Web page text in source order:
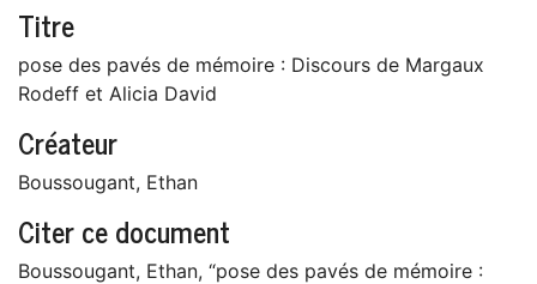
Titre
pose des pavés de mémoire : Discours de Margaux
Rodeff et Alicia David
Créateur
Boussougant, Ethan
Citer ce document
Boussougant, Ethan, “pose des pavés de mémoire :